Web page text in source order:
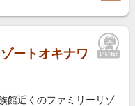
ートオキナワ
館近くのファミリーリゾ